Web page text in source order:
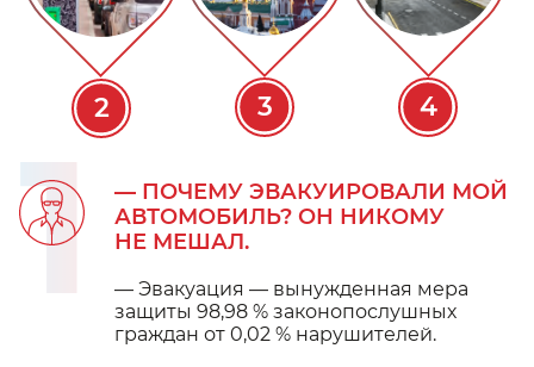
2 3 4
— ПОЧЕМУ ЭВАКУИРОВАЛИ МОЙ
АВТОМОБИЛЬ? ОН НИКОМУ
НЕ МЕШАЛ.
1
— Эвакуация — вынужденная мера
защиты 98,98 % законопослушных
граждан от 0,02 % нарушителей.